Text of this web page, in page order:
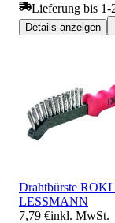
Lieferung bis 1-
Details anzeigen
Drahtbürste
LESSMANN
7,79 €inkl. MwSt.